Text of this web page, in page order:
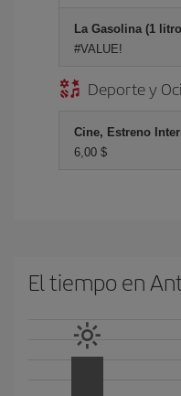
La Gasolina (1
#VALUE!
Deporte y
Cine, Estreno
6,00 $
El tiempo en